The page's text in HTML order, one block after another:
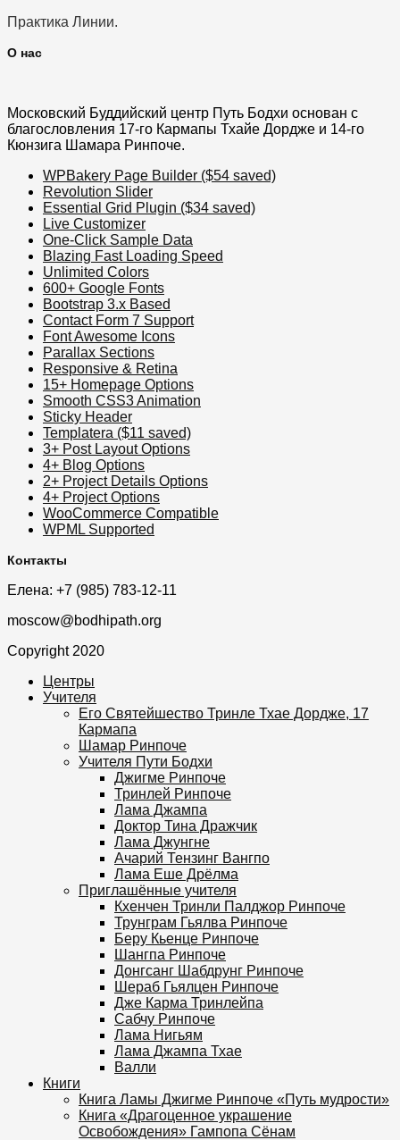
Практика Линии.
О нас
Московский Буддийский центр Путь Бодхи основан с
благословления 17-го Кармапы Тхайе Дордже и 14-го
Кюнзига Шамара Ринпоче.
WPBakery Page Builder ($54 saved)
Revolution Slider
Essential Grid Plugin ($34 saved)
Live Customizer
One-Click Sample Data
Blazing Fast Loading Speed
Unlimited Colors
600+ Google Fonts
Bootstrap 3.x Based
Contact Form 7 Support
Font Awesome Icons
Parallax Sections
Responsive & Retina
15+ Homepage Options
Smooth CSS3 Animation
Sticky Header
Templatera ($11 saved)
3+ Post Layout Options
4+ Blog Options
2+ Project Details Options
4+ Project Options
WooCommerce Compatible
WPML Supported
Контакты
Елена: +7 (985) 783-12-11
moscow@bodhipath.org
Copyright 2020
Центры
Учителя
Его Святейшество Тринле Тхае Дордже, 17
Кармапа
Шамар Ринпоче
Учителя Пути Бодхи
Джигме Ринпоче
Тринлей Ринпоче
Лама Джампа
Доктор Тина Дражчик
Лама Джунгне
Ачарий Тензинг Вангпо
Лама Еше Дрёлма
Приглашённые учителя
Кхенчен Тринли Палджор Ринпоче
Трунграм Гьялва Ринпоче
Беру Кьенце Ринпоче
Шангпа Ринпоче
Донгсанг Шабдрунг Ринпоче
Шераб Гьялцен Ринпоче
Дже Карма Тринлейпа
Сабчу Ринпоче
Лама Нигьям
Лама Джампа Тхае
Валли
Книги
Книга Ламы Джигме Ринпоче «Путь мудрости»
Книга «Драгоценное украшение
Освобождения» Гампопа Сёнам